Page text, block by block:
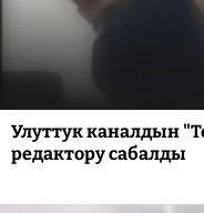
Улуттук каналдын
редактору сабалды